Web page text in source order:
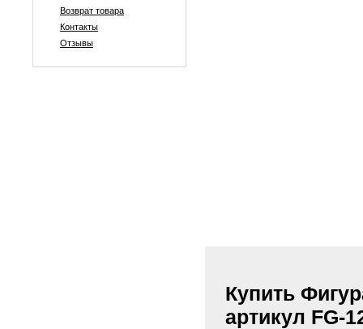
Возврат товара
Контакты
Отзывы
Купить
артикул FG-